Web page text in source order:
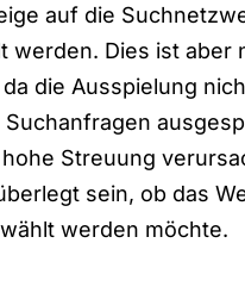
auf die
werden. Dies ist aber
die Ausspielung
Streuung
sein, ob das
werden möchte.